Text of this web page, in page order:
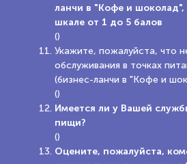
ланчи в "Кофе и
шкале от 1 до 5 балов
()
Укажите, пожалуйста, что
обслуживания в точках
(бизнес-ланчи в "Кофе и
()
Имеется ли у Вашей
пищи?
()
Оцените, пожалуйста,